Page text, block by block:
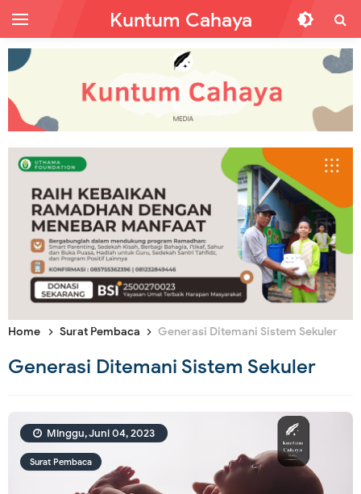
Kuntum Cahaya
Home Surat Pembaca Generasi Ditemani Sistem Sekuler
Generasi Ditemani Sistem Sekuler
Surat Pembaca
Minggu, Juni 04, 2023